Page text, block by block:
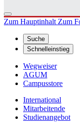
Zum HauptinhaltZum
Suche
Schnelleinstieg
Wegweiser
AGUM
Campusstore
International
Mitarbeitende
Studienangebot